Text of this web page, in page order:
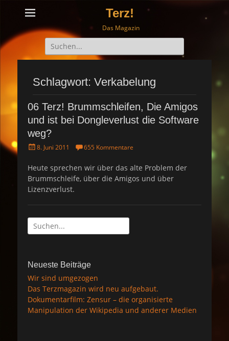
Terz!
Das Magazin
Suche
nach:
Schlagwort: Verkabelung
06 Terz! Brummschleifen, Die Amigos
und ist bei Dongleverlust die Software
weg?
P
s
t
e
d
8. Juni 2011 655 Kommentare
Heute sprechen wir über das alte Problem der
Brummschleife, über die Amigos und über
Lizenzverlust.
Suche
nach:
Neueste Beiträge
Wir sind umgezogen
Das Terzmagazin wird neu aufgebaut.
Dokumentarfilm: Zensur – die organisierte
Manipulation der Wikipedia und anderer Medien